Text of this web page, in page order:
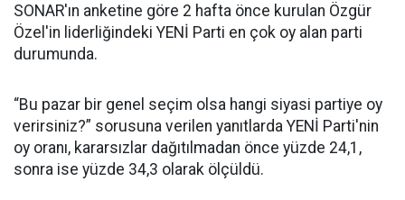
SONAR'ın anketine göre 2 hafta önce kurulan Özgür
Özel'in liderliğindeki YENİ Parti en çok oy alan parti
durumunda.
“Bu pazar bir genel seçim olsa hangi siyasi partiye oy
verirsiniz?” sorusuna verilen yanıtlarda YENİ Parti'nin
oy oranı, kararsızlar dağıtılmadan önce yüzde 24,1,
sonra ise yüzde 34,3 olarak ölçüldü.